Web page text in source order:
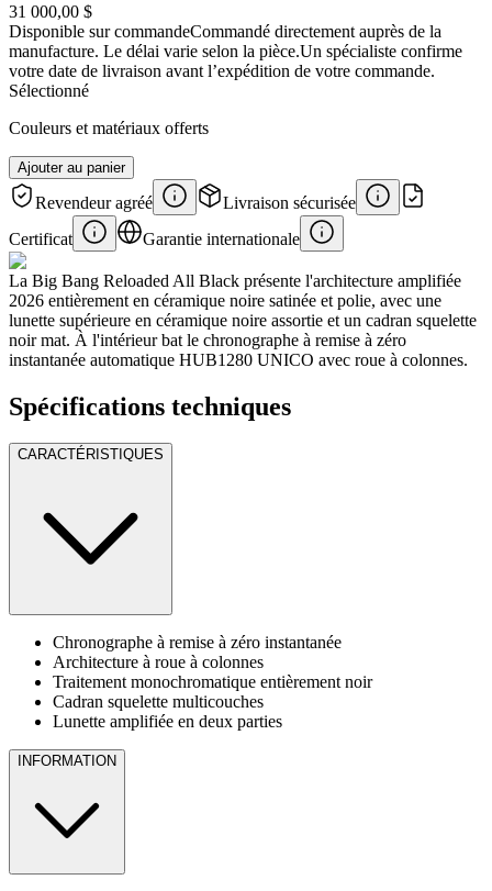
31 000,00 $
Disponible sur commandeCommandé directement auprès de la
manufacture. Le délai varie selon la pièce.Un spécialiste confirme
votre date de livraison avant l’expédition de votre commande.
Sélectionné
Couleurs et matériaux offerts
Ajouter au panier
Revendeur agréé
Livraison sécurisée
Certificat
Garantie internationale
La Big Bang Reloaded All Black présente l'architecture amplifiée
2026 entièrement en céramique noire satinée et polie, avec une
lunette supérieure en céramique noire assortie et un cadran squelette
noir mat. À l'intérieur bat le chronographe à remise à zéro
instantanée automatique HUB1280 UNICO avec roue à colonnes.
Spécifications techniques
CARACTÉRISTIQUES
Chronographe à remise à zéro instantanée
Architecture à roue à colonnes
Traitement monochromatique entièrement noir
Cadran squelette multicouches
Lunette amplifiée en deux parties
INFORMATION